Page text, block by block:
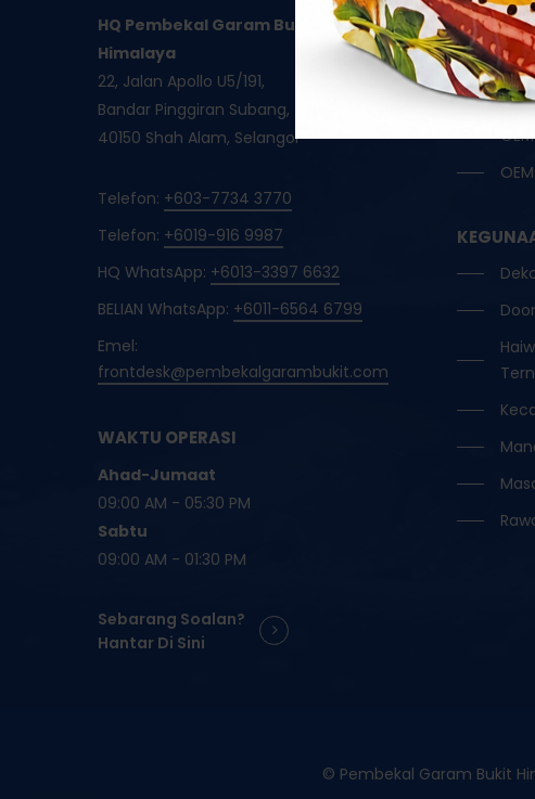
HQ Pembekal Garam Bukit Asli
Himalaya
22, Jalan Apollo U5/191,
Bandar Pinggiran Subang,
40150 Shah Alam, Selangor
Telefon: +603-7734 3770
Telefon: +6019-916 9987
HQ WhatsApp: +6013-3397 6632
BELIAN WhatsApp: +6011-6564 6799
Emel:
frontdesk@pembekalgarambukit.com
WAKTU OPERASI
Ahad-Jumaat
09:00 AM - 05:30 PM
Sabtu
09:00 AM - 01:30 PM
Sebarang Soalan?
Hantar Di Sini
© Pembekal Garam Bukit